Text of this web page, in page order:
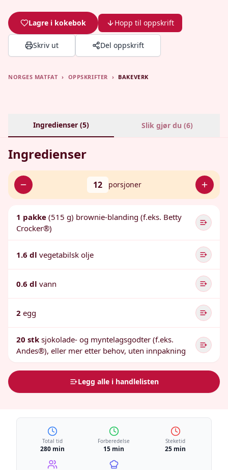
Lagre i kokebok Hopp til oppskrift
Skriv ut Del oppskrift
NORGES MATFAT › OPPSKRIFTER › BAKEVERK
Ingredienser (5) Slik gjør du (6)
Ingredienser
12 porsjoner
1 pakke (515 g) brownie-blanding (f.eks. Betty
Crocker®)
1.6 dl vegetabilsk olje
0.6 dl vann
2 egg
20 stk sjokolade- og myntelagsgodter (f.eks.
Andes®), eller mer etter behov, uten innpakning
Legg alle i handlelisten
Total tid
280 min
Forberedelse
15 min
Steketid
25 min